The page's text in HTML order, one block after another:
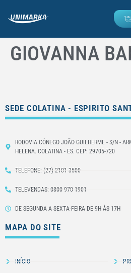
GIOVANNA
SEDE COLATINA - ESPIRITO
RODOVIA CÔNEGO JOÃO GUILHERME - S/N -
HELENA. COLATINA - ES. CEP: 29705-720
TELEFONE: (27) 2101-3500
TELEVENDAS: 0800 970 1901
DE SEGUNDA A SEXTA-FEIRA DE 9H ÀS 17H
MAPA DO SITE
INÍCIO